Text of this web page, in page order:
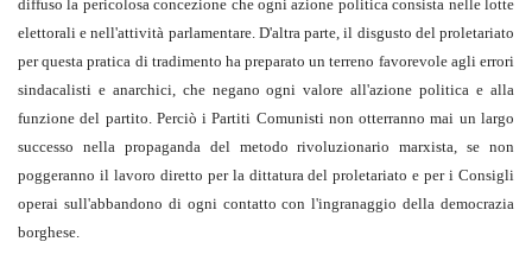
diffuso la pericolosa concezione che ogni azione politica consista nelle lotte
elettorali e nell'attività parlamentare. D'altra parte, il disgusto del proletariato
per questa pratica di tradimento ha preparato un terreno favorevole agli errori
sindacalisti e anarchici, che negano ogni valore all'azione politica e alla
funzione del partito. Perciò i Partiti Comunisti non otterranno mai un largo
successo nella propaganda del metodo rivoluzionario marxista, se non
poggeranno il lavoro diretto per la dittatura del proletariato e per i Consigli
operai sull'abbandono di ogni contatto con l'ingranaggio della democrazia
borghese.